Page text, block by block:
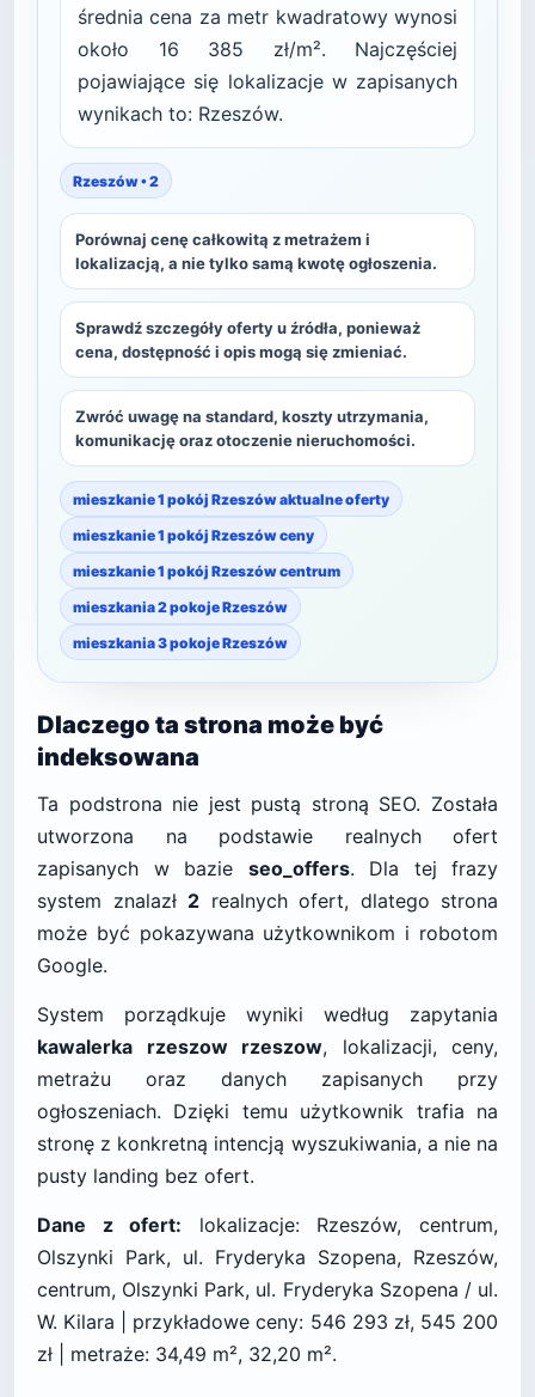
średnia cena za metr kwadratowy wynosi
około 16 385 zł/m². Najczęściej
pojawiające się lokalizacje w zapisanych
wynikach to: Rzeszów.
Rzeszów • 2
Porównaj cenę całkowitą z metrażem i
lokalizacją, a nie tylko samą kwotę ogłoszenia.
Sprawdź szczegóły oferty u źródła, ponieważ
cena, dostępność i opis mogą się zmieniać.
Zwróć uwagę na standard, koszty utrzymania,
komunikację oraz otoczenie nieruchomości.
mieszkanie 1 pokój Rzeszów aktualne oferty
mieszkanie 1 pokój Rzeszów ceny
mieszkanie 1 pokój Rzeszów centrum
mieszkania 2 pokoje Rzeszów
mieszkania 3 pokoje Rzeszów
Dlaczego ta strona może być
indeksowana
Ta podstrona nie jest pustą stroną SEO. Została
utworzona na podstawie realnych ofert
zapisanych w bazie seo_offers. Dla tej frazy
system znalazł 2 realnych ofert, dlatego strona
może być pokazywana użytkownikom i robotom
Google.
System porządkuje wyniki według zapytania
kawalerka rzeszow rzeszow, lokalizacji, ceny,
metrażu oraz danych zapisanych przy
ogłoszeniach. Dzięki temu użytkownik trafia na
stronę z konkretną intencją wyszukiwania, a nie na
pusty landing bez ofert.
Dane z ofert: lokalizacje: Rzeszów, centrum,
Olszynki Park, ul. Fryderyka Szopena, Rzeszów,
centrum, Olszynki Park, ul. Fryderyka Szopena / ul.
W. Kilara | przykładowe ceny: 546 293 zł, 545 200
zł | metraże: 34,49 m², 32,20 m².